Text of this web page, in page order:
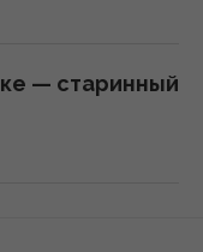
об
отменял, -
— старинный
смеется